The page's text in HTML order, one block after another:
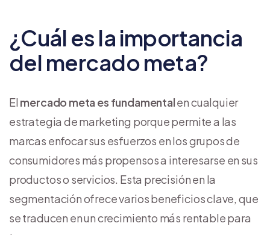
¿Cuál es la importancia
del mercado meta?
El mercado meta es fundamentalen cualquier
estrategia de marketing porque permite a las
marcas enfocar sus esfuerzos en los grupos de
consumidores más propensos a interesarse en sus
productos o servicios. Esta precisión en la
segmentación ofrece varios beneficios clave, que
se traducen en un crecimiento más rentable para